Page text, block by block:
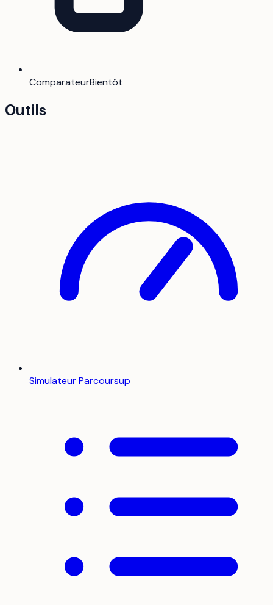
ComparateurBientôt
Outils
Simulateur Parcoursup